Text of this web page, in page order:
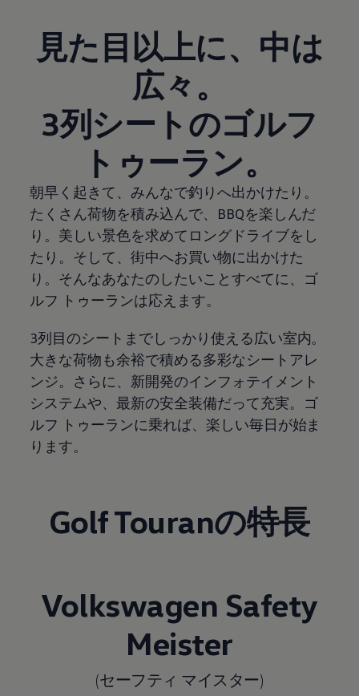
見た目以上に、中は
広々。
3列シートのゴルフ
トゥーラン。
朝早く起きて、みんなで釣りへ出かけたり。
たくさん荷物を積み込んで、BBQを楽しんだ
り。美しい景色を求めてロングドライブをし
たり。そして、街中へお買い物に出かけた
り。そんなあなたのしたいことすべてに、ゴ
ルフ トゥーランは応えます。
3列目のシートまでしっかり使える広い室内。
大きな荷物も余裕で積める多彩なシートアレ
ンジ。さらに、新開発のインフォテイメント
システムや、最新の安全装備だって充実。ゴ
ルフ トゥーランに乗れば、楽しい毎日が始ま
ります。
Golf Touranの特長
Volkswagen Safety
Meister
(セーフティ マイスター)